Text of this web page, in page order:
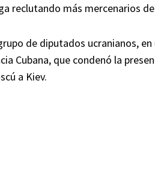
reclutando más mercenarios
de diputados ucranianos,
Cubana, que condenó la
a Kiev.